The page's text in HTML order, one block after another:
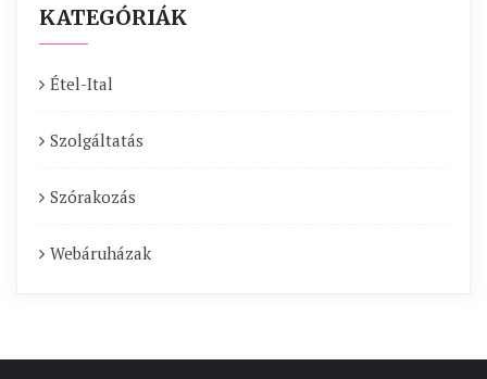
KATEGÓRIÁK
Étel-Ital
Szolgáltatás
Szórakozás
Webáruházak